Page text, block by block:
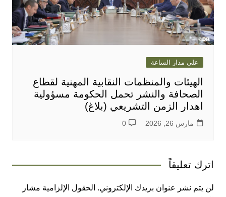
على مدار الساعة
الهيئات والمنظمات النقابية المهنية لقطاع
الصحافة والنشر تحمل الحكومة مسؤولية
اهدار الزمن التشريعي (بلاغ)
مارس 26, 2026 0
اترك تعليقاً
لن يتم نشر عنوان بريدك الإلكتروني. الحقول الإلزامية مشار